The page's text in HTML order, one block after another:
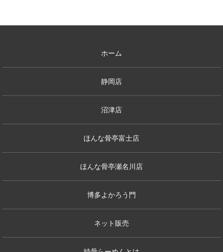
ホーム
静岡店
沼津店
ほんな骨亭富士店
ほんな骨亭瀬名川店
博多よかろう門
ネット販売